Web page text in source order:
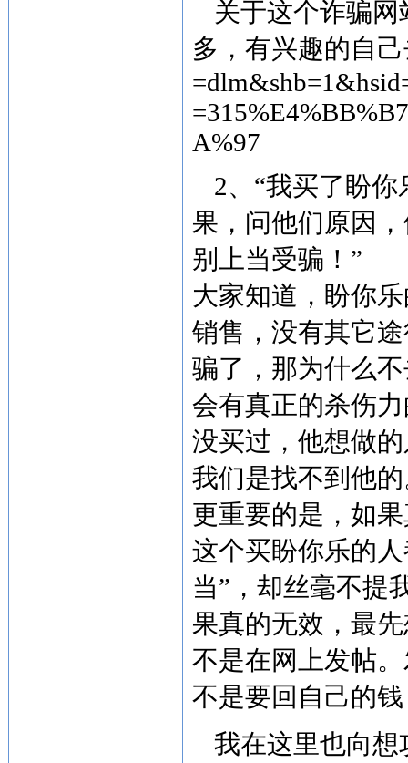
关于这个诈骗
多，有兴趣的自
A%97
2、“我买了盼
果，问他们原因
别上当受骗！”
大家知道，盼你
销售，没有其它
骗了，那为什么
会有真正的杀伤
没买过，他想做
我们是找不到他
更重要的是，如
这个买盼你乐的
当”，却丝毫不提
果真的无效，最
不是在网上发帖
不是要回自己的
我在这里也向